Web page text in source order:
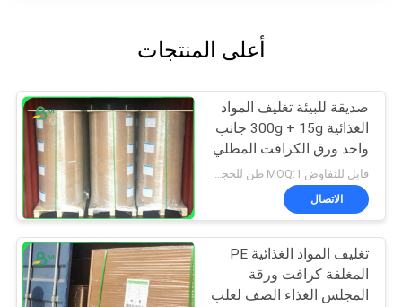
أعلى المنتجات
صديقة للبيئة تغليف المواد
الغذائية 300g + 15g جانب
واحد ورق الكرافت المطلي
بي
قابل للتفاوض MOQ:1 طن للحجم العادي و 10 طن للحجم الخاص
الاتصال
تغليف المواد الغذائية PE
المغلفة كرافت ورقة
المجلس الغذاء الصف لعلب